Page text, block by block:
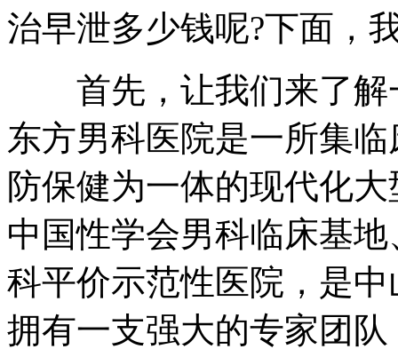
治早泄多少钱呢?下面，
首先，让我们来了解
东方男科医院是一所集
防保健为一体的现代化
中国性学会男科临床基
科平价示范性医院，是
拥有一支强大的专家团